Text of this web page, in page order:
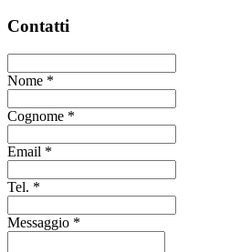
Contatti
Nome *
Cognome *
Email *
Tel. *
Messaggio *